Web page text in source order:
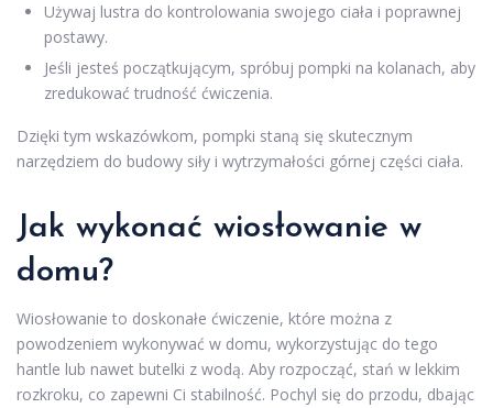
Używaj lustra do kontrolowania swojego ciała i poprawnej
postawy.
Jeśli jesteś początkującym, spróbuj pompki na kolanach, aby
zredukować trudność ćwiczenia.
Dzięki tym wskazówkom, pompki staną się skutecznym
narzędziem do budowy siły i wytrzymałości górnej części ciała.
Jak wykonać wiosłowanie w
domu?
Wiosłowanie to doskonałe ćwiczenie, które można z
powodzeniem wykonywać w domu, wykorzystując do tego
hantle lub nawet butelki z wodą. Aby rozpocząć, stań w lekkim
rozkroku, co zapewni Ci stabilność. Pochyl się do przodu, dbając